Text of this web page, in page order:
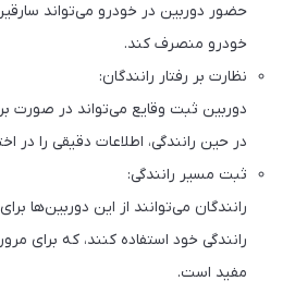
حضور دوربین در خودرو می‌تواند
خودرو منصرف کند.
نظارت بر رفتار رانندگان:
دوربین ثبت وقایع می‌تواند در صورت
در حین رانندگی، اطلاعات دقیقی را در
ثبت مسیر رانندگی:
رانندگان می‌توانند از این دوربین‌ها
رانندگی خود استفاده کنند، که برای
مفید است.